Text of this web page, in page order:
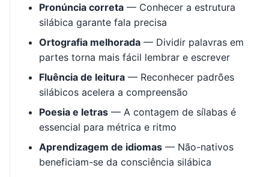
Pronúncia correta — Conhecer a estrutura
silábica garante fala precisa
Ortografia melhorada — Dividir palavras em
partes torna mais fácil lembrar e escrever
Fluência de leitura — Reconhecer padrões
silábicos acelera a compreensão
Poesia e letras — A contagem de sílabas é
essencial para métrica e ritmo
Aprendizagem de idiomas — Não-nativos
beneficiam-se da consciência silábica